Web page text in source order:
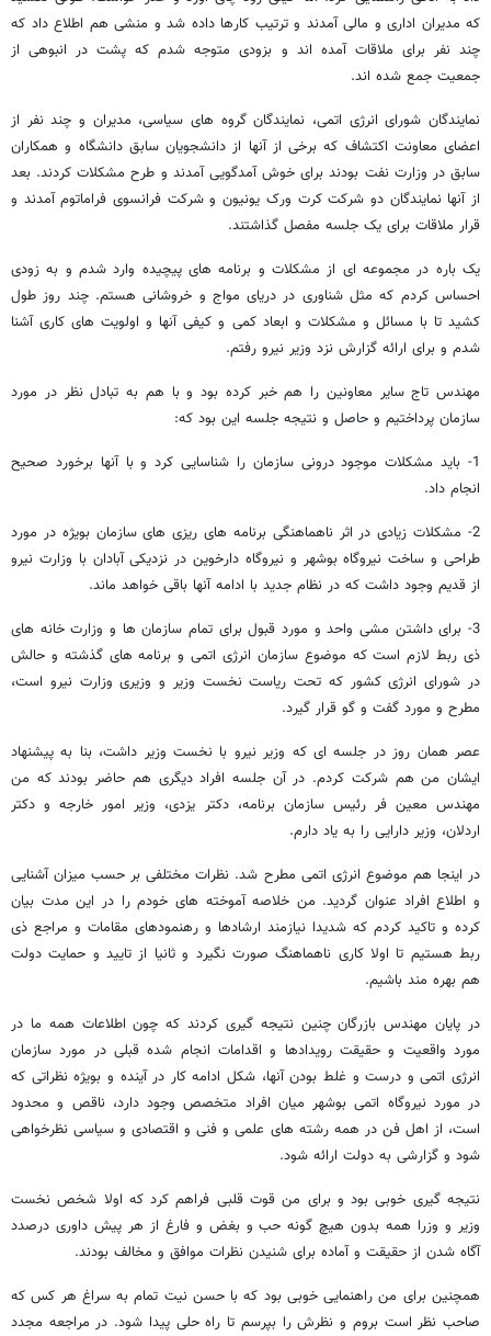
که مدیران اداری و مالی آمدند و ترتیب کارها داده شد و منشی هم اطلاع داد که
چند نفر برای ملاقات آمده اند و بزودی متوجه شدم که پشت در انبوهی از
جمعیت جمع شده اند.
نمایندگان شورای انرژی اتمی، نمایندگان گروه های سیاسی، مدیران و چند نفر از
اعضای معاونت اکتشاف که برخی از آنها از دانشجویان سابق دانشگاه و همکاران
سابق در وزارت نفت بودند برای خوش آمدگویی آمدند و طرح مشکلات کردند. بعد
از آنها نمایندگان دو شرکت کرت ورک یونیون و شرکت فرانسوی فراماتوم آمدند و
قرار ملاقات برای یک جلسه مفصل گذاشتند.
یک باره در مجموعه ای از مشکلات و برنامه های پیچیده وارد شدم و به زودی
احساس کردم که مثل شناوری در دریای مواج و خروشانی هستم. چند روز طول
کشید تا با مسائل و مشکلات و ابعاد کمی و کیفی آنها و اولویت های کاری آشنا
شدم و برای ارائه گزارش نزد وزیر نیرو رفتم.
مهندس تاج سایر معاونین را هم خبر کرده بود و با هم به تبادل نظر در مورد
سازمان پرداختیم و حاصل و نتیجه جلسه این بود که:
1- باید مشکلات موجود درونی سازمان را شناسایی کرد و با آنها برخورد صحیح
انجام داد.
2- مشکلات زیادی در اثر ناهماهنگی برنامه های ریزی های سازمان بویژه در مورد
طراحی و ساخت نیروگاه بوشهر و نیروگاه دارخوین در نزدیکی آبادان با وزارت نیرو
از قدیم وجود داشت که در نظام جدید با ادامه آنها باقی خواهد ماند.
3- برای داشتن مشی واحد و مورد قبول برای تمام سازمان ها و وزارت خانه های
ذی ربط لازم است که موضوع سازمان انرژی اتمی و برنامه های گذشته و حالش
در شورای انرژی کشور که تحت ریاست نخست وزیر و وزیری وزارت نیرو است،
مطرح و مورد گفت و گو قرار گیرد.
عصر همان روز در جلسه ای که وزیر نیرو با نخست وزیر داشت، بنا به پیشنهاد
ایشان من هم شرکت کردم. در آن جلسه افراد دیگری هم حاضر بودند که من
مهندس معین فر رئیس سازمان برنامه، دکتر یزدی، وزیر امور خارجه و دکتر
اردلان، وزیر دارایی را به یاد دارم.
در اینجا هم موضوع انرژی اتمی مطرح شد. نظرات مختلفی بر حسب میزان آشنایی
و اطلاع افراد عنوان گردید. من خلاصه آموخته های خودم را در این مدت بیان
کرده و تاکید کردم که شدیدا نیازمند ارشادها و رهنمودهای مقامات و مراجع ذی
ربط هستیم تا اولا کاری ناهماهنگ صورت نگیرد و ثانیا از تایید و حمایت دولت
هم بهره مند باشیم.
در پایان مهندس بازرگان چنین نتیجه گیری کردند که چون اطلاعات همه ما در
مورد واقعیت و حقیقت رویدادها و اقدامات انجام شده قبلی در مورد سازمان
انرژی اتمی و درست و غلط بودن آنها، شکل ادامه کار در آینده و بویژه نظراتی که
در مورد نیروگاه اتمی بوشهر میان افراد متخصص وجود دارد، ناقص و محدود
است، از اهل فن در همه رشته های علمی و فنی و اقتصادی و سیاسی نظرخواهی
شود و گزارشی به دولت ارائه شود.
نتیجه گیری خوبی بود و برای من قوت قلبی فراهم کرد که اولا شخص نخست
وزیر و وزرا همه بدون هیچ گونه حب و بغض و فارغ از هر پیش داوری درصدد
آگاه شدن از حقیقت و آماده برای شنیدن نظرات موافق و مخالف بودند.
همچنین برای من راهنمایی خوبی بود که با حسن نیت تمام به سراغ هر کس که
صاحب نظر است بروم و نظرش را بپرسم تا راه حلی پیدا شود. در مراجعه مجدد